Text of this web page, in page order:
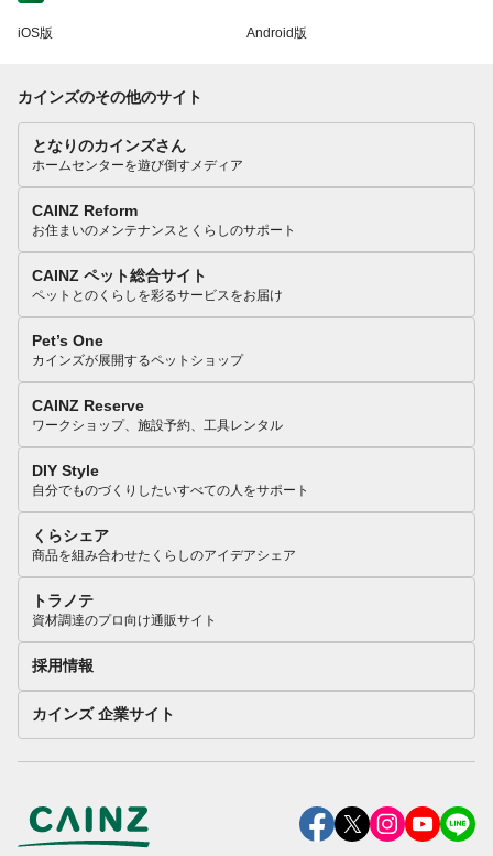
iOS版 Android版
カインズのその他のサイト
となりのカインズさん
ホームセンターを遊び倒すメディア
CAINZ Reform
お住まいのメンテナンスとくらしのサポート
CAINZ ペット総合サイト
ペットとのくらしを彩るサービスをお届け
Pet’s One
カインズが展開するペットショップ
CAINZ Reserve
ワークショップ、施設予約、工具レンタル
DIY Style
自分でものづくりしたいすべての人をサポート
くらシェア
商品を組み合わせたくらしのアイデアシェア
トラノテ
資材調達のプロ向け通販サイト
採用情報
カインズ 企業サイト